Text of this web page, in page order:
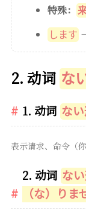
特殊：
します
2. 动词 な
1. 动词 な
表示请求、命令（
2. 动词 な
（な）りま